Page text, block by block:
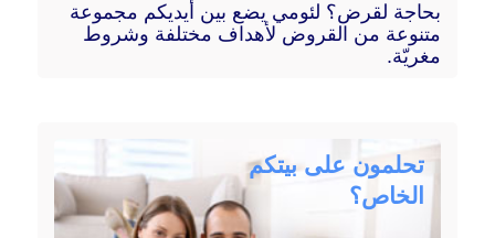
بحاجة لقرض؟ لئومي يضع بين أيديكم مجموعة
متنوعة من القروض لأهداف مختلفة وشروط
مغريّة.
تحلمون على بيتكم
الخاص؟